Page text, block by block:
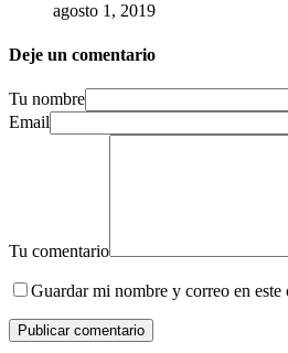
agosto 1, 2019
Deje un comentario
Tu nombre
Email
Tu comentario
Guardar mi nombre y correo en